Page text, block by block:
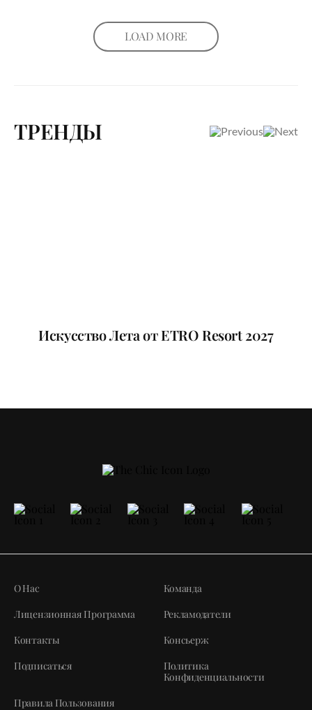
LOAD MORE
ТРЕНДЫ
Искусство Лета от ETRO Resort 2027
О Нас
Команда
Лицензионная Программа
Рекламодатели
Контакты
Консьерж
Подписаться
Политика
Конфиденциальности
Правила Пользования